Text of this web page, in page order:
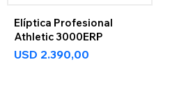
Elíptica Profesional
Athletic 3000ERP
USD 2.390,00